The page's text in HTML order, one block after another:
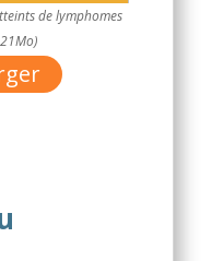
de lymphomes